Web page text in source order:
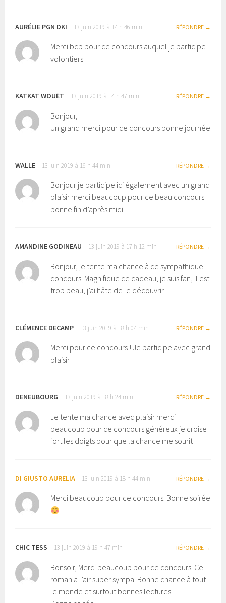
AURÉLIE PGN DKI 13 juin 2019 à 14 h 46 min RÉPONDRE
Merci bcp pour ce concours auquel je participe
volontiers
KATKAT WOUËT 13 juin 2019 à 14 h 47 min RÉPONDRE
Bonjour,
Un grand merci pour ce concours bonne journée
WALLE 13 juin 2019 à 16 h 44 min RÉPONDRE
Bonjour je participe ici également avec un grand
plaisir merci beaucoup pour ce beau concours
bonne fin d’après midi
AMANDINE GODINEAU 13 juin 2019 à 17 h 12 min RÉPONDRE
Bonjour, je tente ma chance à ce sympathique
concours. Magnifique ce cadeau, je suis fan, il est
trop beau, j’ai hâte de le découvrir.
CLÉMENCE DECAMP 13 juin 2019 à 18 h 04 min RÉPONDRE
Merci pour ce concours ! Je participe avec grand
plaisir
DENEUBOURG 13 juin 2019 à 18 h 24 min RÉPONDRE
Je tente ma chance avec plaisir merci
beaucoup pour ce concours généreux je croise
fort les doigts pour que la chance me sourit
DI GIUSTO AURELIA 13 juin 2019 à 18 h 44 min RÉPONDRE
Merci beaucoup pour ce concours. Bonne soirée
CHIC TESS 13 juin 2019 à 19 h 47 min RÉPONDRE
Bonsoir, Merci beaucoup pour ce concours. Ce
roman a l’air super sympa. Bonne chance à tout
le monde et surtout bonnes lectures !